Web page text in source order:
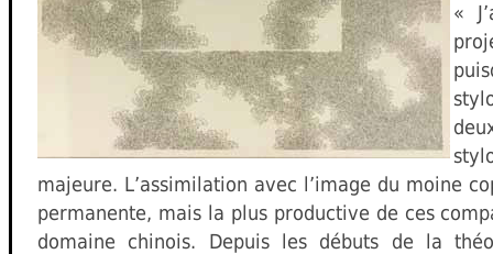
«
majeure. L’assimilation avec l’image du moine
permanente, mais la plus productive de ces
domaine chinois. Depuis les débuts de la